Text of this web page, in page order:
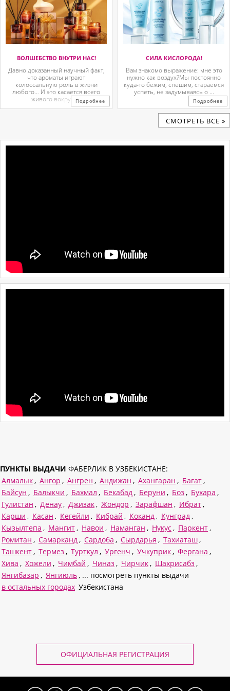
ВОЛШЕБСТВО ВНУТРИ НАС!
Давно доказанный научный факт,
что ароматы играют
колоссальную роль в жизни
любого… И это касается всего
живого вокруг. ...Подробнее
СИЛА КИСЛОРОДА!
Вам знакомо выражение: мне это
нужно как воздух?Мы постоянно
куда-то бежим, спешим, стараемся
успеть, не задумываясь о ...
Подробнее
CМОТРЕТЬ ВСЕ »
ПУНКТЫ ВЫДАЧИ ФАБЕРЛИК В УЗБЕКИСТАНЕ:
Алмалык , Ангор , Ангрен , Андижан , Ахангаран , Багат ,
Байсун , Балыкчи , Бахмал , Бекабад , Беруни , Боз , Бухара ,
Гулистан , Денау , Джизак , Жондор , Зарафшан , Ибрат ,
Карши , Касан , Кегейли , Кибрай , Коканд , Кунград ,
Кызылтепа , Мангит , Навои , Наманган , Нукус , Паркент ,
Ромитан , Самарканд , Сардоба , Сырдарья , Тахиаташ ,
Ташкент , Термез , Турткул , Ургенч , Учкуприк , Фергана ,
Хива , Хожели , Чимбай , Чиназ , Чирчик , Шахрисабз ,
Янгибазар , Янгиюль , ... посмотреть пункты выдачи
в остальных городах Узбекистана
ОФИЦИАЛЬНАЯ РЕГИСТРАЦИЯ